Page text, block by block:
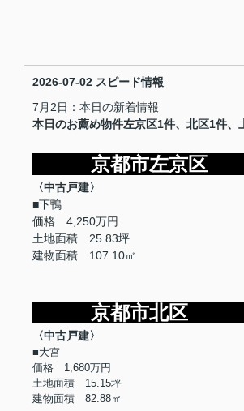
2026-07-02 スピード情報
7月2日：本日の新着情報
本日のお薦め物件左京区1件、北区1件、
京都市左京
〈中古戸建〉
■下鴨
価格 4,250万円
土地面積 25.83坪
建物面積 107.10㎡
京都市北区
〈中古戸建〉
■大宮
価格 1,680万円
土地面積 15.15坪
建物面積 82.88㎡